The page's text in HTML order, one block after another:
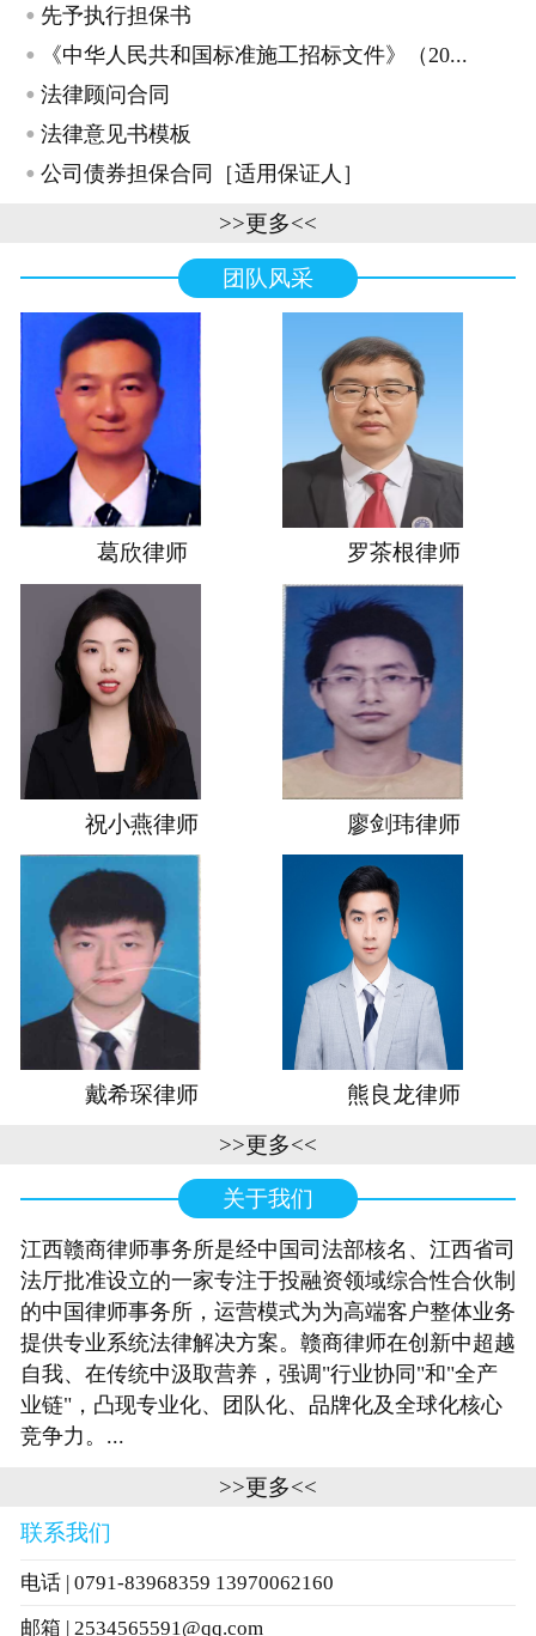
· 先予执行担保书
· 《中华人民共和国标准施工招标文件》（20...
· 法律顾问合同
· 法律意见书模板
· 公司债券担保合同［适用保证人］
>>更多<<
团队风采
葛欣律师 罗茶根律师
祝小燕律师 廖剑玮律师
戴希琛律师 熊良龙律师
>>更多<<
关于我们
江西赣商律师事务所是经中国司法部核名、江西省司
法厅批准设立的一家专注于投融资领域综合性合伙制
的中国律师事务所，运营模式为为高端客户整体业务
提供专业系统法律解决方案。赣商律师在创新中超越
自我、在传统中汲取营养，强调"行业协同"和"全产
业链"，凸现专业化、团队化、品牌化及全球化核心
竞争力。...
>>更多<<
联系我们
电话 | 0791-83968359 13970062160
邮箱 | 2534565591@qq.com